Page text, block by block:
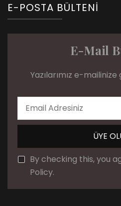
E-POSTA BÜLTENI
E-Mail
Yazılarımız e-
By checking this, you
Policy.